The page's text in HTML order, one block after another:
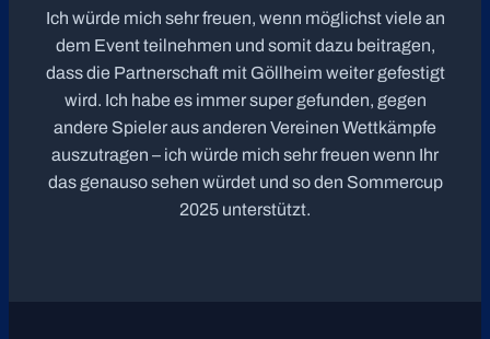
Ich würde mich sehr freuen, wenn möglichst viele an
dem Event teilnehmen und somit dazu beitragen,
dass die Partnerschaft mit Göllheim weiter gefestigt
wird. Ich habe es immer super gefunden, gegen
andere Spieler aus anderen Vereinen Wettkämpfe
auszutragen – ich würde mich sehr freuen wenn Ihr
das genauso sehen würdet und so den Sommercup
2025 unterstützt.